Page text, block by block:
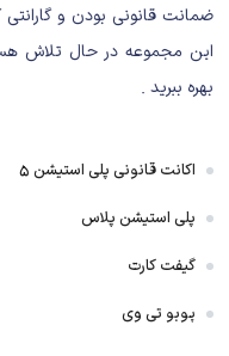
خاطره‌انگیز بازی کراش هستند!
جوش از کاراکتر اصلی بازی
جذابی را برای دوست‌داران وی به
در تاریخ بازی‌های کنسول پلی
کامپیوتری نیز منتشر کنند. این
ضمانت قانونی بودن و
این مجموعه در حال تلاش
بهره ببرید .
اکانت قانونی پلی استیشن ۵
پلی استیشن پلاس
گیفت کارت
پوبو تی وی